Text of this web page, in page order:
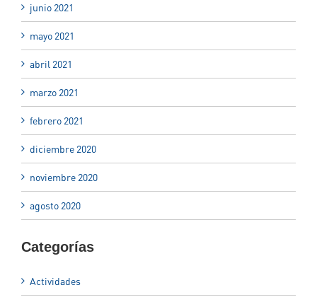
junio 2021
mayo 2021
abril 2021
marzo 2021
febrero 2021
diciembre 2020
noviembre 2020
agosto 2020
Categorías
Actividades